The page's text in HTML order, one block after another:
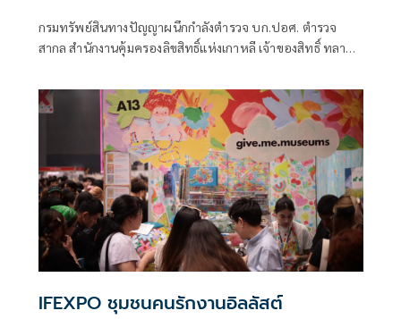
กรมทรัพย์สินทางปัญญาผนึกกำลังตำรวจ บก.ปอศ. ตำรวจ
สากล สำนักงานคุ้มครองลิขสิทธิ์แห่งเกาหลี เจ้าของสิทธิ์ ทลาย
ส่งตัวผู้กระทำผิดดำเนินคดีตามกฎหมายทันที ย้ำเดินหน้าจัดการ
ต่อเนื่อง รวมถึงการถ่ายทอดสดฟุตบอลโลกที่กำลังจะมาถึง
IFEXPO ชุมชนคนรักงานอิลลัสต์